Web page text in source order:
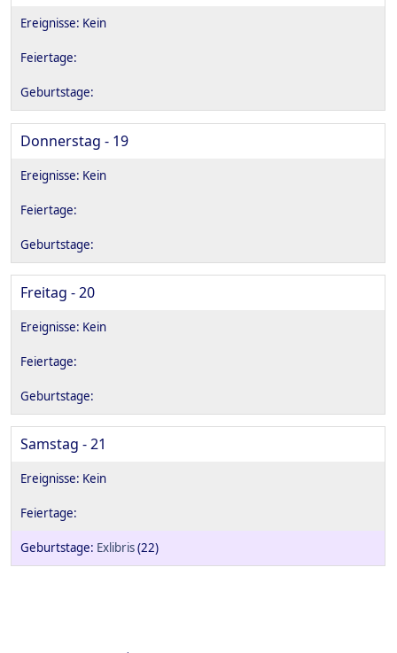
Donnerstag - 19
Freitag - 20
Samstag - 21
Exlibris(22)